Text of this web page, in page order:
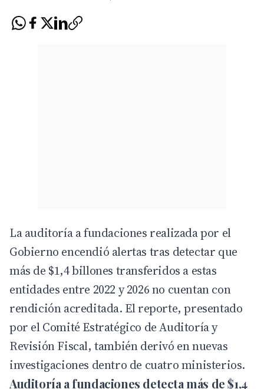
La auditoría a fundaciones realizada por el
Gobierno encendió alertas tras detectar que
más de $1,4 billones transferidos a estas
entidades entre 2022 y 2026 no cuentan con
rendición acreditada. El reporte, presentado
por el Comité Estratégico de Auditoría y
Revisión Fiscal, también derivó en nuevas
investigaciones dentro de cuatro ministerios.
Auditoría a fundaciones detecta más de $1,4